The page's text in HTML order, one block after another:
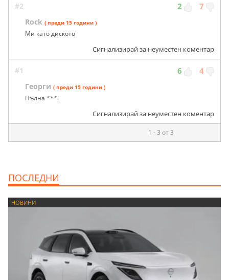
#2 2 7
Rock ( преди 15 години )
Ми като диското
Сигнализирай за неуместен коментар
#1 6 4
Георги ( преди 15 години )
Пълна ***!
Сигнализирай за неуместен коментар
1 - 3 от 3
ПОСЛЕДНИ
НОВИНИ